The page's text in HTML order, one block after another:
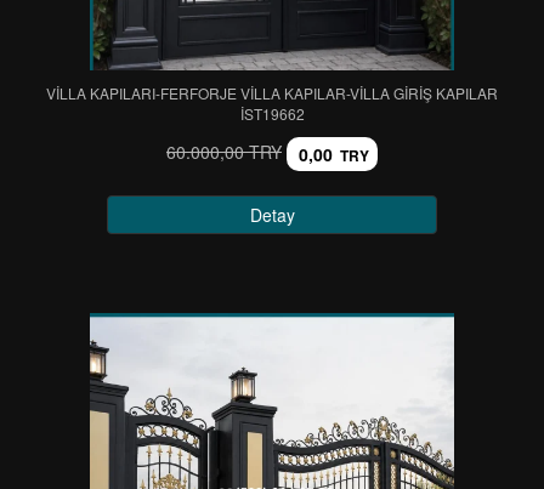
VİLLA KAPILARI-FERFORJE VİLLA KAPILAR-VİLLA GİRİŞ KAPILAR
IST19662
60.000,00 TRY 0,00 TRY
Detay